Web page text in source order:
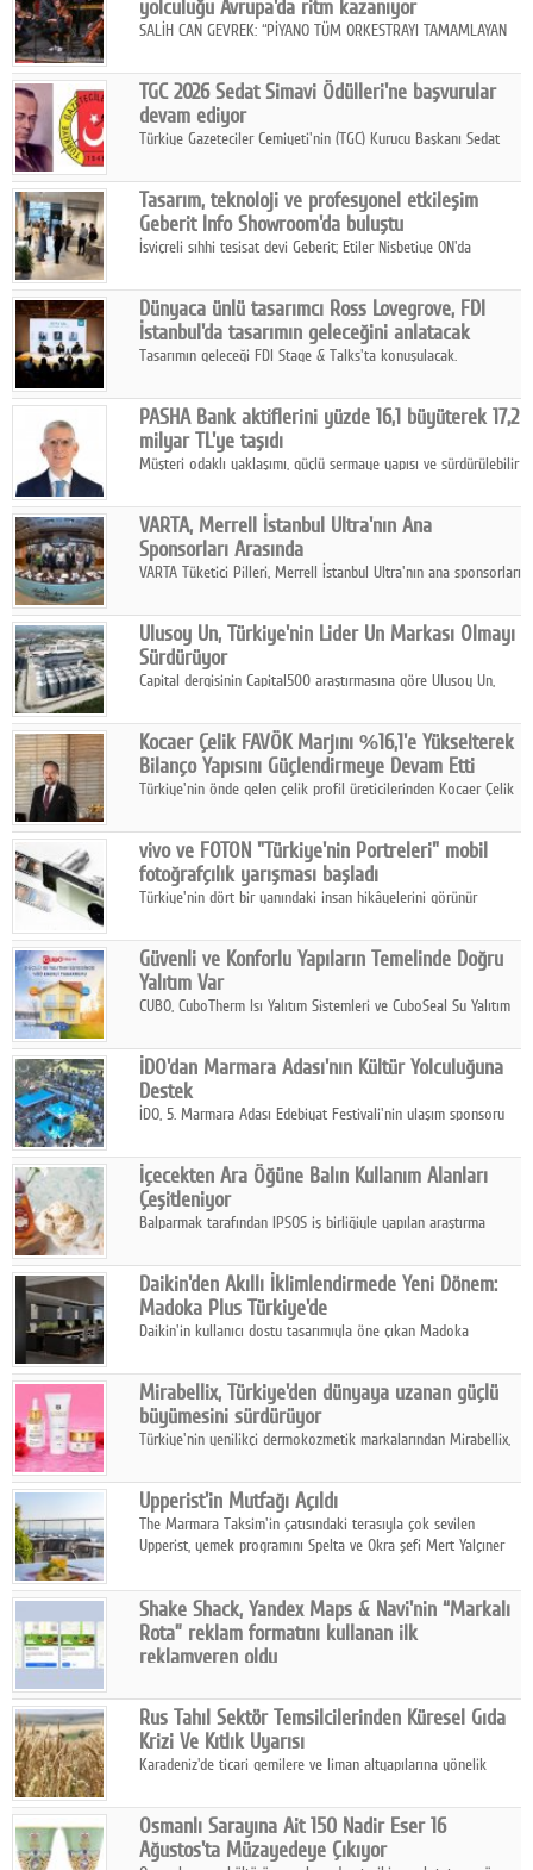
yolculuğu Avrupa'da ritm kazanıyor
SALİH CAN GEVREK: “PİYANO TÜM ORKESTRAYI TAMAMLAYAN
ETKİ YARATIYOR"
TGC 2026 Sedat Simavi Ödülleri'ne başvurular
devam ediyor
Türkiye Gazeteciler Cemiyeti'nin (TGC) Kurucu Başkanı Sedat
Tasarım, teknoloji ve profesyonel etkileşim
Geberit Info Showroom'da buluştu
İsviçreli sıhhi tesisat devi Geberit; Etiler Nisbetiye ON'da
ortaklığıyla özel bir davete ev sahipliği yaptı.
Dünyaca ünlü tasarımcı Ross Lovegrove, FDI
İstanbul'da tasarımın geleceğini anlatacak
Tasarımın geleceği FDI Stage & Talks'ta konuşulacak.
PASHA Bank aktiflerini yüzde 16,1 büyüterek 17,2
milyar TL'ye taşıdı
Müşteri odaklı yaklaşımı, güçlü sermaye yapısı ve sürdürülebilir
yılının ilk yarısında güçlü finansal performansını korudu.
VARTA, Merrell İstanbul Ultra'nın Ana
Sponsorları Arasında
VARTA Tüketici Pilleri, Merrell İstanbul Ultra'nın ana sponsorları
enerjisine güç katıyor.
Ulusoy Un, Türkiye'nin Lider Un Markası Olmayı
Sürdürüyor
Capital dergisinin Capital500 araştırmasına göre Ulusoy Un,
hasılatıyla Türkiye'nin en büyük 83. firması oldu.
Kocaer Çelik FAVÖK Marjını %16,1'e Yükselterek
Bilanço Yapısını Güçlendirmeye Devam Etti
Türkiye'nin önde gelen çelik profil üreticilerinden Kocaer Çelik
Çelik FAVÖK Marjını %16,1'e yükseltti.
vivo ve FOTON "Türkiye'nin Portreleri" mobil
fotoğrafçılık yarışması başladı
Türkiye'nin dört bir yanındaki insan hikâyelerini görünür
insanını, kültürünü ve yaşamını portre fotoğraflarıyla
anlatmaya davet ediyor.
Güvenli ve Konforlu Yapıların Temelinde Doğru
Yalıtım Var
CUBO, CuboTherm Isı Yalıtım Sistemleri ve CuboSeal Su Yalıtım
ve sürdürülebilir çözümler sunuyor.
İDO'dan Marmara Adası'nın Kültür Yolculuğuna
Destek
İDO, 5. Marmara Adası Edebiyat Festivali'nin ulaşım sponsoru
ettiriyor.
İçecekten Ara Öğüne Balın Kullanım Alanları
Çeşitleniyor
Balparmak tarafından IPSOS iş birliğiyle yapılan araştırma
ıhlamur gibi içeceklerde tercih ettiğini ortaya koyuyor.
Daikin'den Akıllı İklimlendirmede Yeni Dönem:
Madoka Plus Türkiye'de
Daikin'in kullanıcı dostu tasarımıyla öne çıkan Madoka
kontrol ünitesi Madoka Plus Türkiye'de satışa sunuldu.
Mirabellix, Türkiye'den dünyaya uzanan güçlü
büyümesini sürdürüyor
Türkiye'nin yenilikçi dermokozmetik markalarından Mirabellix,
ürünleriyle hem yurt içinde hem de uluslararası pazarlarda
büyümesini sürdürüyor.
Upperist'in Mutfağı Açıldı
The Marmara Taksim'in çatısındaki terasıyla çok sevilen
Upperist, yemek programını Spelta ve Okra şefi Mert Yalçıner
Shake Shack, Yandex Maps & Navi'nin “Markalı
Rota” reklam formatını kullanan ilk
reklamveren oldu
artırmak amacıyla Cereyan Medya ve Yandex Ads iş birliğiyle
Yandex Maps & Navi'nin yeni "Markalı Rota" reklam formatını
kullanan ilk marka oldu.
Rus Tahıl Sektör Temsilcilerinden Küresel Gıda
Krizi Ve Kıtlık Uyarısı
Karadeniz'de ticari gemilere ve liman altyapılarına yönelik
geçirdi.
Osmanlı Sarayına Ait 150 Nadir Eser 16
Ağustos'ta Müzayedeye Çıkıyor